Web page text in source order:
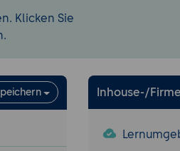
Microservices-Architektur,
Klicken Sie
Inhouse-/